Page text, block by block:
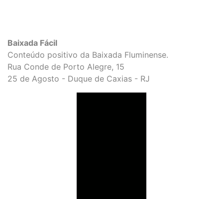
Baixada Fácil
Conteúdo positivo da Baixada Fluminense.
Rua Conde de Porto Alegre, 15
25 de Agosto - Duque de Caxias - RJ